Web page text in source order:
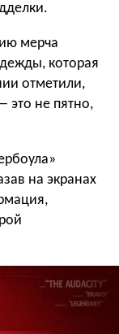
мерча
которая
отметили,
это не пятно,
на экранах